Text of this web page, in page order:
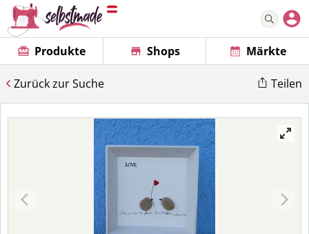
Produkte Shops Märkte
Zurück zur Suche Teilen